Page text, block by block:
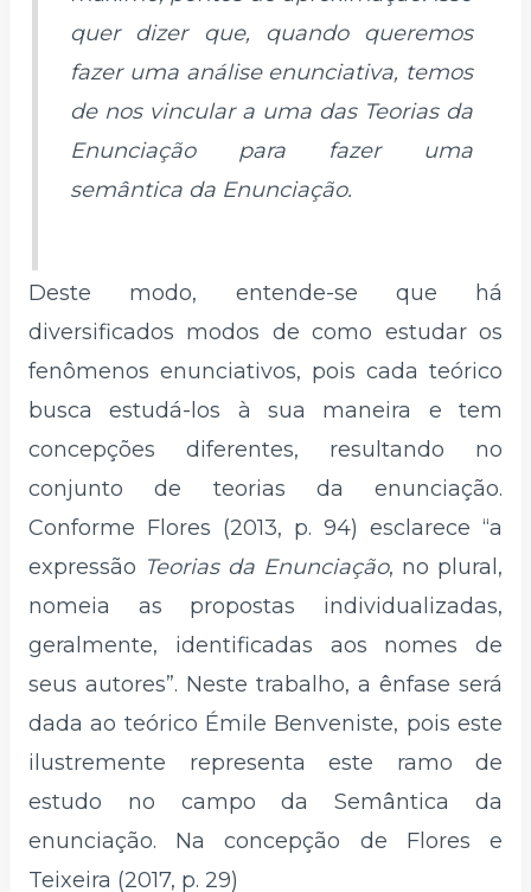
quer dizer que, quando queremos
fazer uma análise enunciativa, temos
de nos vincular a uma das Teorias da
Enunciaçãopara fazer uma
semântica da Enunciação.
Deste modo, entende-se que há
diversificados modos de como estudar os
fenômenos enunciativos, pois cada teórico
busca estudá-los à sua maneira e tem
concepções diferentes, resultando no
conjunto de teorias da enunciação.
Conforme Flores (2013, p. 94) esclarece “a
expressão Teorias da Enunciação, no plural,
nomeia as propostas individualizadas,
geralmente, identificadas aos nomes de
seus autores”. Neste trabalho, a ênfase será
dada ao teórico Émile Benveniste, pois este
ilustremente representa este ramo de
estudo no campo da Semântica da
enunciação. Na concepção de Flores e
Teixeira (2017, p. 29)